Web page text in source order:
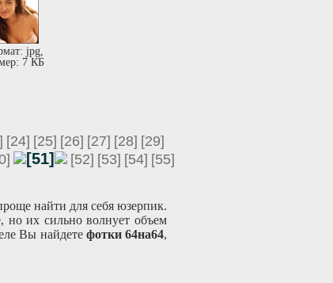
jpg,
7 КБ
[24] [25] [26] [27] [28] [29]
[51] [52] [53] [54] [55]
найти для себя юзерпик.
но их сильно волнует объем
Вы найдете фотки 64на64,